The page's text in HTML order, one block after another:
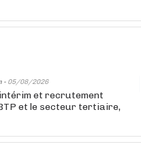
- 05/08/2026
et recrutement
et le secteur tertiaire,